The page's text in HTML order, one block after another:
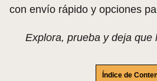
con envío rápido y opciones
Explora, prueba y deja que
Índice de